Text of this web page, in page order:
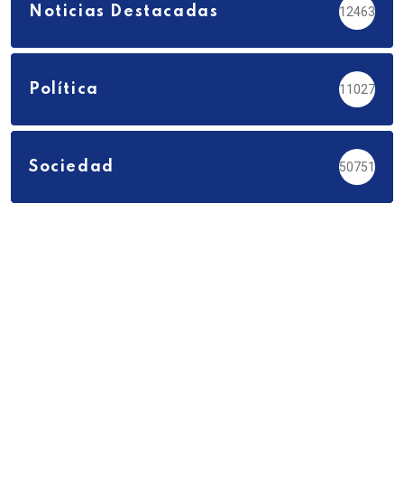
Noticias Destacadas 12463
Política 11027
Sociedad 50751